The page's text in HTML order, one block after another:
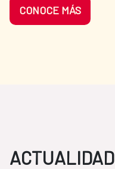
CONOCE MÁS
ACTUALIDAD